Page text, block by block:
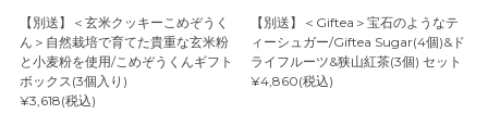
【別送】＜玄米クッキーこめぞうく
ん＞自然栽培で育てた貴重な玄米粉
と小麦粉を使用/こめぞうくんギフト
ボックス(3個入り)
¥3,618(税込)
【別送】＜Giftea＞宝石のようなテ
ィーシュガー/Giftea Sugar(4個)&ド
ライフルーツ&狭山紅茶(3個) セット
¥4,860(税込)